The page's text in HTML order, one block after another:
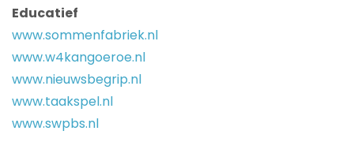
Educatief
www.sommenfabriek.nl
www.w4kangoeroe.nl
www.nieuwsbegrip.nl
www.taakspel.nl
www.swpbs.nl